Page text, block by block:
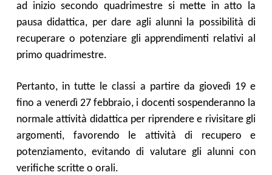
ad inizio secondo quadrimestre si mette in atto la
pausa didattica, per dare agli alunni la possibilità di
recuperare o potenziare gli apprendimenti relativi al
primo quadrimestre.
Pertanto, in tutte le classi a partire da giovedì 19e
fino a venerdì 27febbraio, i docenti sospenderanno la
normale attività didattica per riprendere e rivisitare gli
argomenti, favorendo le attività di recupero e
potenziamento, evitando di valutare gli alunni con
verifiche scritte o orali.